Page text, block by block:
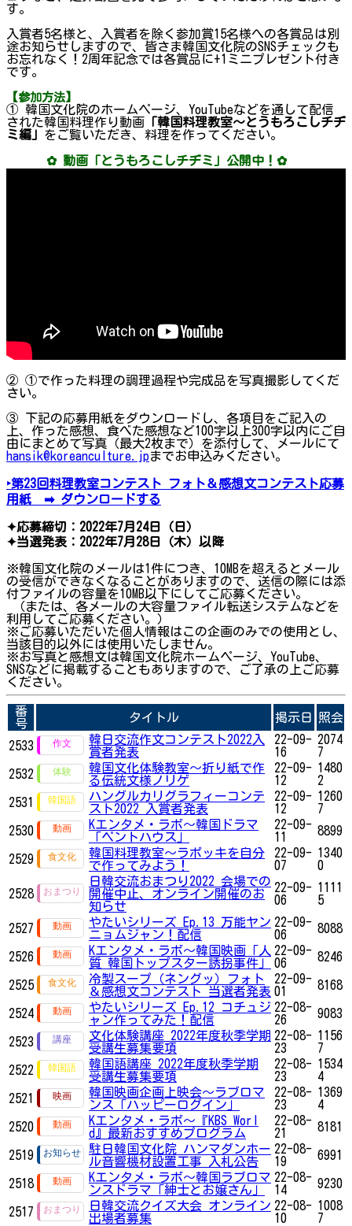
す。
入賞者5名様と、入賞者を除く参加賞15名様への各賞品は別
途お知らせしますので、皆さま韓国文化院のSNSチェックも
お忘れなく！2周年記念では各賞品に+1ミニプレゼント付き
です。
【参加方法】
① 韓国文化院のホームページ、YouTubeなどを通して配信
された韓国料理作り動画 「韓国料理教室～とうもろこしチヂ
ミ編」 をご覧いただき、料理を作ってください。
✿ 動画「とうもろこしチヂミ」公開中！✿
② ①で作った料理の調理過程や完成品を写真撮影してくだ
さい。
③ 下記の応募用紙をダウンロードし、各項目をご記入の
上、作った感想、食べた感想など100字以上300字以内にご自
由にまとめて写真（最大2枚まで）を添付して、メールにて
hansik@koreanculture.jpまでお申込みください。
‣第23回料理教室コンテスト フォト＆感想文コンテスト応募
用紙 ➡ ダウンロードする
✦応募締切：2022年7月24日（日）
✦当選発表：2022年7月28日（木）以降
※韓国文化院のメールは1件につき、10MBを超えるとメール
の受信ができなくなることがありますので、送信の際には添
付ファイルの容量を10MB以下にしてご応募ください。
（または、各メールの大容量ファイル転送システムなどを
利用してご応募ください。）
※ご応募いただいた個人情報はこの企画のみでの使用とし、
当該目的以外には使用いたしません。
※お写真と感想文は韓国文化院ホームページ、YouTube、
SNSなどに掲載することもありますので、ご了承の上ご応募
ください。
番
号
タイトル 掲示日 照会
2533
韓日交流作文コンテスト2022入
賞者発表
22-09-
16
2074
7
2532
韓国文化体験教室〜折り紙で作
る伝統文様ノリゲ
22-09-
12
1480
2
2531
ハングルカリグラフィーコンテ
スト2022 入賞者発表
22-09-
12
1260
7
2530
Kエンタメ・ラボ～韓国ドラマ
「ペントハウス」
22-09-
11
8899
2529
韓国料理教室〜ラポッキを自分
で作ってみよう！
22-09-
07
1340
0
2528
日韓交流おまつり2022 会場での
開催中止、オンライン開催のお
知らせ
22-09-
06
1111
5
2527
やたいシリーズ Ep.13 万能ヤン
ニョムジャン！配信
22-09-
06
8088
2526
Kエンタメ・ラボ～韓国映画「人
質 韓国トップスター誘拐事件」
22-09-
06
8246
2525
冷製スープ（ネングッ）フォト
＆感想文コンテスト 当選者発表
22-09-
01
8168
2524
やたいシリーズ Ep.12 コチュジ
ャン作ってみた！配信
22-08-
26
9083
2523
文化体験講座 2022年度秋季学期
受講生募集要項
22-08-
23
1156
7
2522
韓国語講座 2022年度秋季学期
受講生募集要項
22-08-
23
1534
4
2521
韓国映画企画上映会～ラブロマ
ンス「ハッピーログイン」
22-08-
23
1369
4
2520
Kエンタメ・ラボ～『KBS Worl
d』最新おすすめプログラム
22-08-
21
8181
2519
駐日韓国文化院 ハンマダンホー
ル音響機材設置工事 入札公告
22-08-
19
6991
2518
Kエンタメ・ラボ～韓国ラブロマ
ンスドラマ「紳士とお嬢さん」
22-08-
14
9230
2517
日韓交流クイズ大会 オンライン
出場者募集
22-08-
10
1008
7